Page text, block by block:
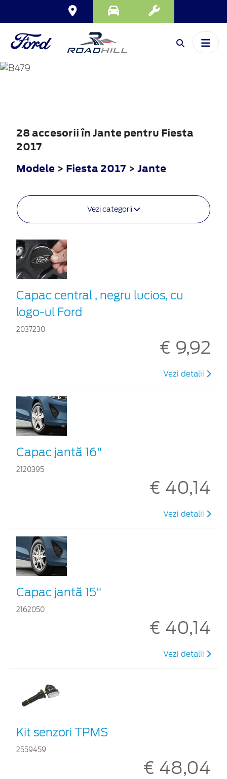
FIESTA
28 accesorii în Jante pentru Fiesta
2017
Modele > Fiesta 2017 > Jante
Vezi categorii
Capac central , negru lucios, cu
logo-ul Ford
2037230
€ 9,92
Vezi detalii
Capac jantă 16"
2120395
€ 40,14
Vezi detalii
Capac jantă 15"
2162050
€ 40,14
Vezi detalii
Kit senzori TPMS
2559459
€ 48,04